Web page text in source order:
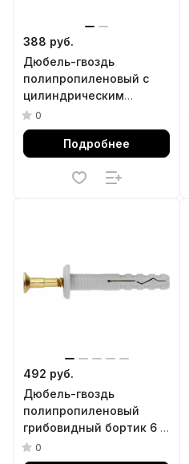
388 руб.
Дюбель-гвоздь
полипропиленовый с
цилиндрическим
бортиком 6 х 40 мм, 200
шт Сибртех
0
Подробнее
492 руб.
Дюбель-гвоздь
полипропиленовый
грибовидный бортик 6 x
40 мм, 200 шт Сибртех
0